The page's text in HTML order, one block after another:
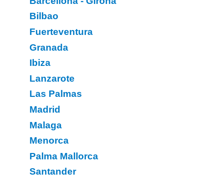
Bilbao
Fuerteventura
Granada
Ibiza
Lanzarote
Las Palmas
Madrid
Malaga
Menorca
Palma Mallorca
Santander